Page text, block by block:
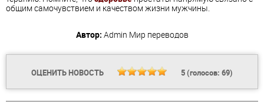
общим самочувствием и качеством жизни мужчины.
Автор: Admin Мир переводов
ОЦЕНИТЬ НОВОСТЬ 5(голосов: 69)